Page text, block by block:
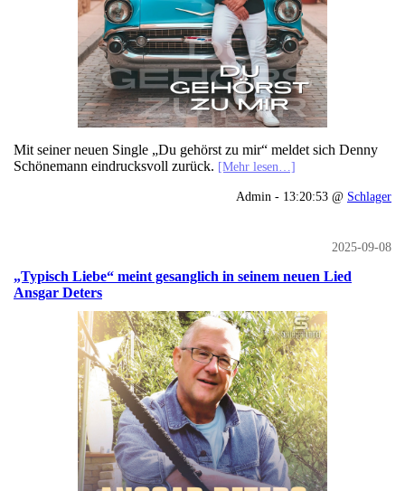
Mit seiner neuen Single „Du gehörst zu mir“ meldet sich Denny
Schönemann eindrucksvoll zurück. [Mehr lesen…]
Admin - 13:20:53 @ Schlager
2025-09-08
„Typisch Liebe“ meint gesanglich in seinem neuen Lied
Ansgar Deters